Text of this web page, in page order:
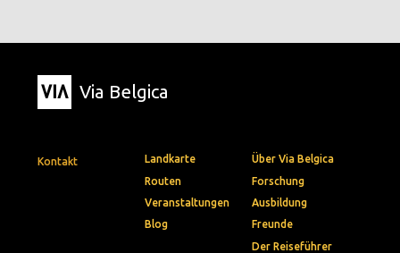
Via Belgica
Kontakt
Landkarte
Routen
Veranstaltungen
Blog
Über Via Belgica
Forschung
Ausbildung
Freunde
Der Reiseführer